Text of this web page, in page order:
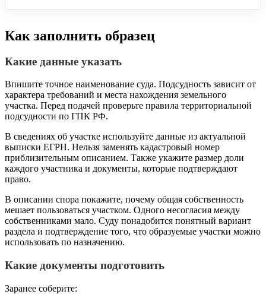
Как заполнить образец
Какие данные указать
Впишите точное наименование суда. Подсудность зависит от
характера требований и места нахождения земельного
участка. Перед подачей проверьте правила территориальной
подсудности по ГПК РФ.
В сведениях об участке используйте данные из актуальной
выписки ЕГРН. Нельзя заменять кадастровый номер
приблизительным описанием. Также укажите размер доли
каждого участника и документы, которые подтверждают
право.
В описании спора покажите, почему общая собственность
мешает пользоваться участком. Одного несогласия между
собственниками мало. Суду понадобится понятный вариант
раздела и подтверждение того, что образуемые участки можно
использовать по назначению.
Какие документы подготовить
Заранее соберите: